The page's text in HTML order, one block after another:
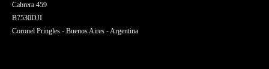
Cabrera 459
B7530DJI
Coronel Pringles - Buenos Aires - Argentina